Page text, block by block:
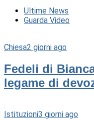
Ultime News
Guarda Video
Chiesa2 giorni ago
Fedeli di
legame di
Istituzioni3 giorni ago